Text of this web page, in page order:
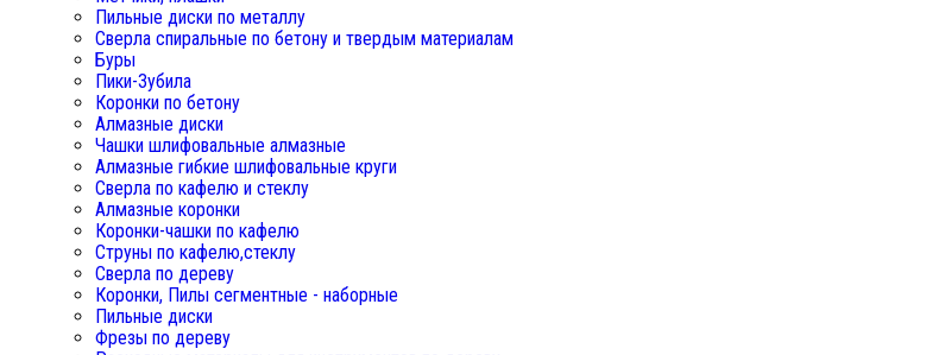
Пильные диски по металлу
Сверла спиральные по бетону и твердым материалам
Буры
Пики-Зубила
Коронки по бетону
Алмазные диски
Чашки шлифовальные алмазные
Алмазные гибкие шлифовальные круги
Сверла по кафелю и стеклу
Алмазные коронки
Коронки-чашки по кафелю
Струны по кафелю,стеклу
Сверла по дереву
Коронки, Пилы сегментные - наборные
Пильные диски
Фрезы по дереву